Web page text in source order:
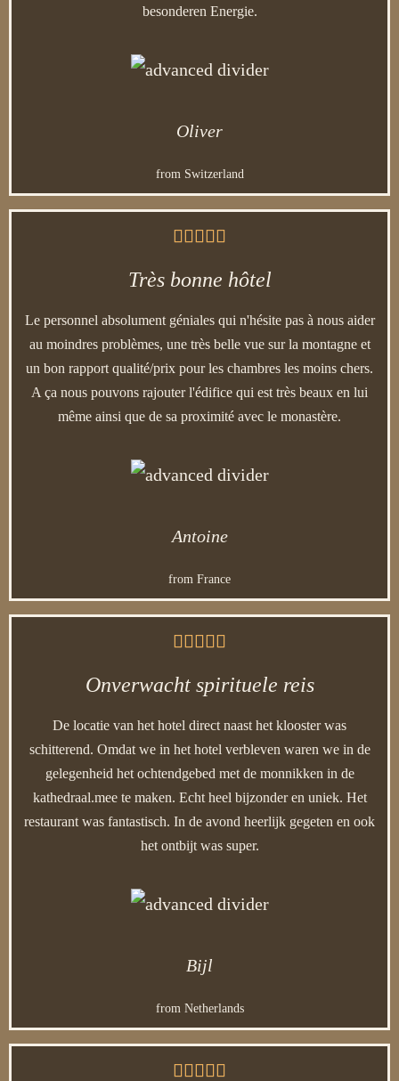
besonderen Energie.
Oliver
from Switzerland

Très bonne hôtel
Le personnel absolument géniales qui n'hésite pas à nous aider
au moindres problèmes, une très belle vue sur la montagne et
un bon rapport qualité/prix pour les chambres les moins chers.
A ça nous pouvons rajouter l'édifice qui est très beaux en lui
même ainsi que de sa proximité avec le monastère.
Antoine
from France

Onverwacht spirituele reis
De locatie van het hotel direct naast het klooster was
schitterend. Omdat we in het hotel verbleven waren we in de
gelegenheid het ochtendgebed met de monnikken in de
kathedraal.mee te maken. Echt heel bijzonder en uniek. Het
restaurant was fantastisch. In de avond heerlijk gegeten en ook
het ontbijt was super.
Bijl
from Netherlands
